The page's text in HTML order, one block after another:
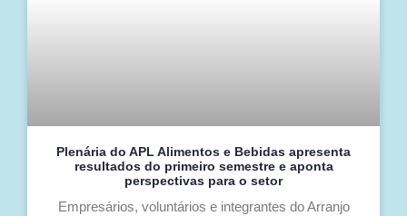
Plenária do APL Alimentos e Bebidas apresenta
resultados do primeiro semestre e aponta
perspectivas para o setor
Empresários, voluntários e integrantes do Arranjo